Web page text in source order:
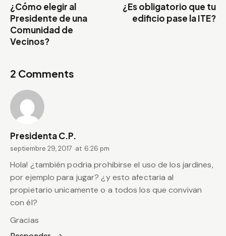
¿Cómo elegir al
Presidente de una
Comunidad de
Vecinos?
¿Es obligatorio que tu
edificio pase la ITE?
2 Comments
Presidenta C.P.
septiembre 29, 2017 at 6:26 pm
Hola! ¿también podria prohibirse el uso de los jardines,
por ejemplo para jugar? ¿y esto afectaria al
propietario unicamente o a todos los que convivan
con él?
Gracias